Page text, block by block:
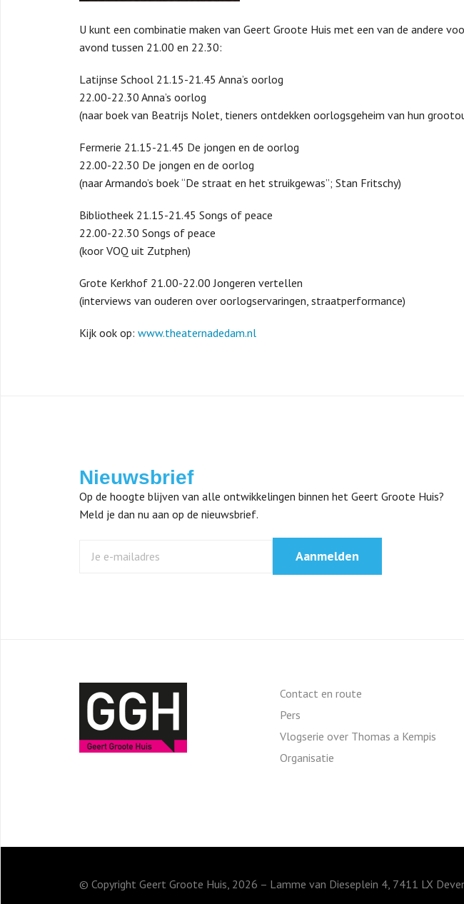
U kunt een combinatie maken van Geert Groote Huis met een van de andere
avond tussen 21.00 en 22.30:
Latijnse School 21.15-21.45 Anna’s oorlog
22.00-22.30 Anna’s oorlog
(naar boek van Beatrijs Nolet, tieners ontdekken oorlogsgeheim van hun
Fermerie 21.15-21.45 De jongen en de oorlog
22.00-22.30 De jongen en de oorlog
(naar Armando’s boek “De straat en het struikgewas”; Stan Fritschy)
Bibliotheek 21.15-21.45 Songs of peace
22.00-22.30 Songs of peace
(koor VOQ uit Zutphen)
Grote Kerkhof 21.00-22.00 Jongeren vertellen
(interviews van ouderen over oorlogservaringen, straatperformance)
Kijk ook op: www.theaternadedam.nl
Nieuwsbrief
Op de hoogte blijven van alle ontwikkelingen binnen het Geert Groote Huis?
Meld je dan nu aan op de nieuwsbrief.
Aanmelden
Contact en route
Pers
Vlogserie over Thomas a Kempis
Organisatie
© Copyright Geert Groote Huis, 2026 – Lamme van Dieseplein 4, 7411 LX